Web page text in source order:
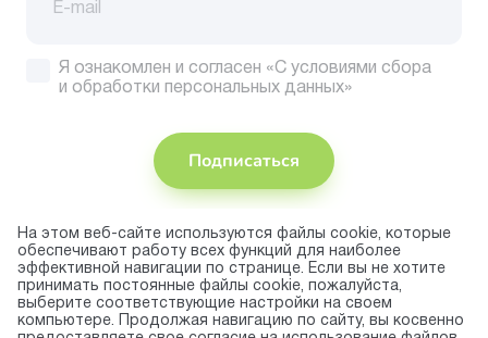
На этом веб-сайте используются файлы cookie, которые
обеспечивают работу всех функций для наиболее
эффективной навигации по странице. Если вы не хотите
принимать постоянные файлы cookie, пожалуйста,
выберите соответствующие настройки на своем
компьютере. Продолжая навигацию по сайту, вы косвенно
Я ознакомлен и согласен «С условиями сбора
и обработки персональных данных»
Подписаться
Присоединяйтесь
Принимаем
к оплате